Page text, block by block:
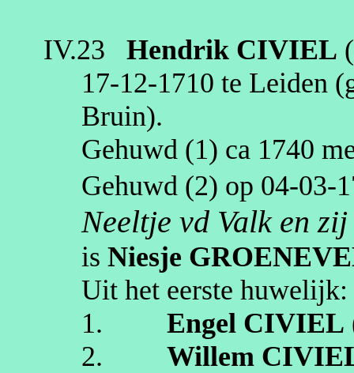
IV.23 Hendrik CIVIEL (
17‑12‑1710 te Leiden
Bruin).
Gehuwd (1) ca 1740
Gehuwd (2) op
Neeltjevd Valk en
isNiesje
Uit het eerste huwelijk:
1.
Engel CIVIEL
2.
Willem